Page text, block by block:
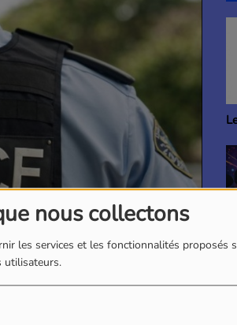
nous collectons
les services et les fonctionnalités proposés
utilisateurs.
Le Chouette Réveil
Party Club